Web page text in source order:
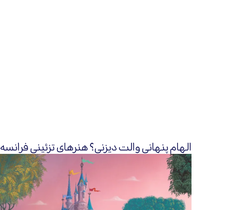
الهام پنهانی والت دیزنی؟ هنرهای تزئینی فرانسه